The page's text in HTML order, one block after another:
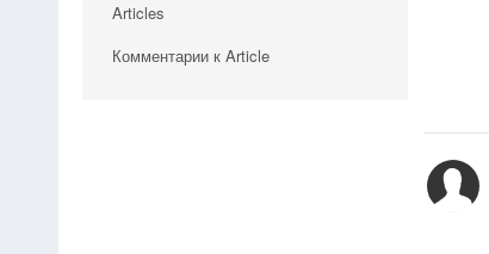
Articles
Комментарии к Article